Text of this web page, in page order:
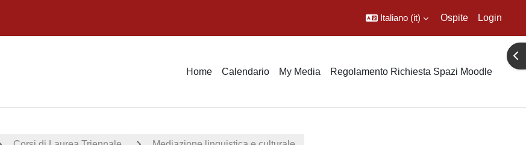
Italiano ‎(it)‎ Ospite Login
Home Calendario My Media Regolamento Richiesta Spazi Moodle